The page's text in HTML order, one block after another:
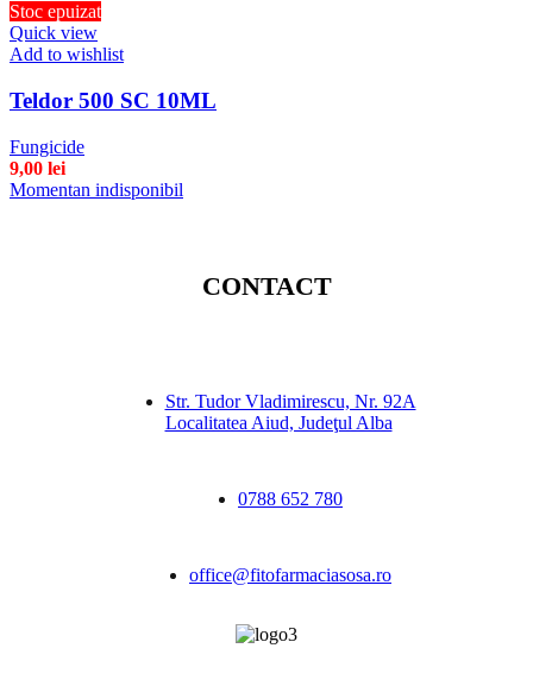
Stoc epuizat
Quick view
Add to wishlist
Teldor 500 SC 10ML
Fungicide
9,00 lei
Momentan indisponibil
CONTACT
Str. Tudor Vladimirescu, Nr. 92A
Localitatea Aiud, Judeţul Alba
0788 652 780
office@fitofarmaciasosa.ro